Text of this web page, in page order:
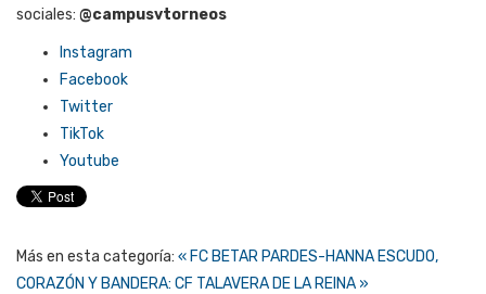
sociales: @campusvtorneos
Instagram
Facebook
Twitter
TikTok
Youtube
Más en esta categoría: « FC BETAR PARDES-HANNA ESCUDO,
CORAZÓN Y BANDERA: CF TALAVERA DE LA REINA »